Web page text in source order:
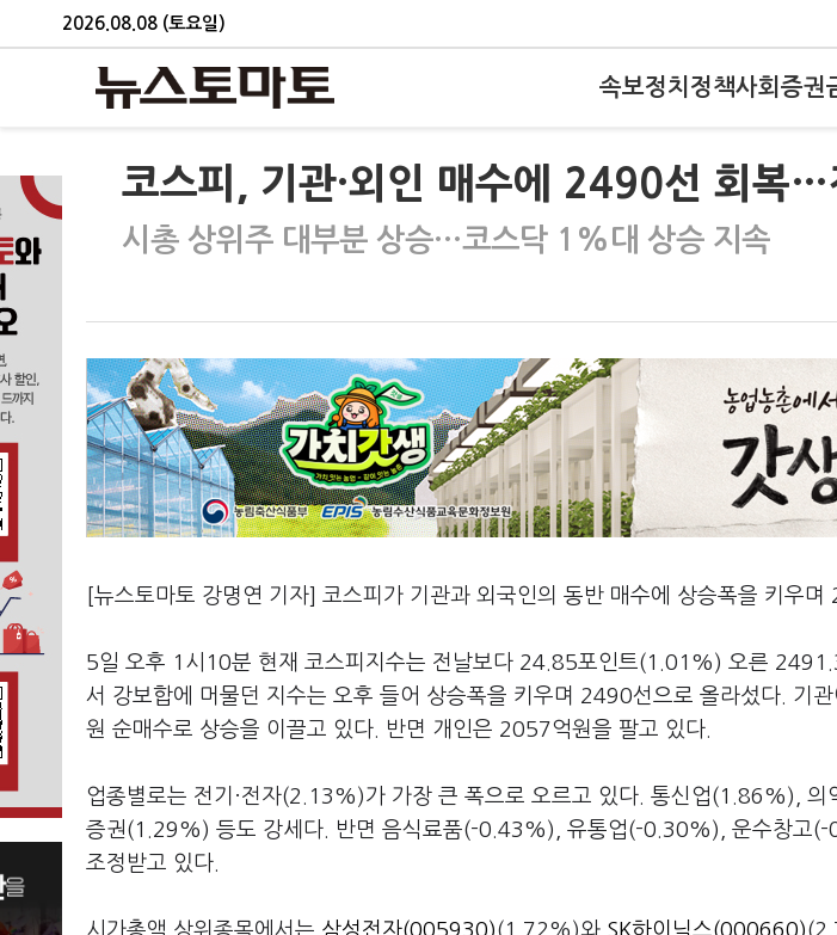
2026.08.08 (토요일)
속보정치 정책사회 증권
코스피, 기관·외인 매수에 2490선 회복…
시총 상위주 대부분 상승…코스닥 1%대 상승 지속
[뉴스토마토 강명연 기자] 코스피가 기관과 외국인의 동반 매수에 상승폭을 키우며
5일 오후 1시10분 현재 코스피지수는 전날보다 24.85포인트(1.01%) 오른
서 강보합에 머물던 지수는 오후 들어 상승폭을 키우며 2490선으로 올라섰다. 기
원 순매수로 상승을 이끌고 있다. 반면 개인은 2057억원을 팔고 있다.
업종별로는 전기·전자(2.13%)가 가장 큰 폭으로 오르고 있다. 통신업(1.86%),
증권(1.29%) 등도 강세다. 반면 음식료품(-0.43%), 유통업(-0.30%), 운수창고
조정받고 있다.
시가총액 상위종목에서는 삼성전자(005930)(1.72%)와 SK하이닉스(000660)